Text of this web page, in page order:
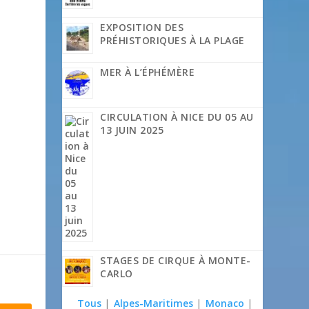
EXPOSITION DES
PRÉHISTORIQUES À LA PLAGE
MER À L’ÉPHÉMÈRE
CIRCULATION À NICE DU 05 AU
13 JUIN 2025
STAGES DE CIRQUE À MONTE-
CARLO
Tous | Alpes-Maritimes | Monaco |